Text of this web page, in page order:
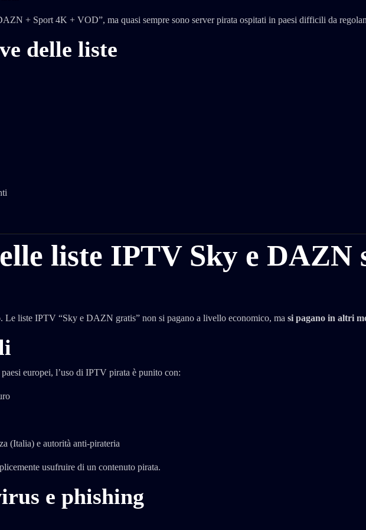
+ Sport 4K + VOD”, ma quasi sempre sono server pirata ospitati in paesi difficili da
delle liste
liste IPTV Sky e DAZN
Le liste IPTV “Sky e DAZN gratis” non si pagano a livello economico, ma si pagano in altri
europei, l’uso di IPTV pirata è punito con:
(Italia) e autorità anti-pirateria
usufruire di un contenuto pirata.
e phishing